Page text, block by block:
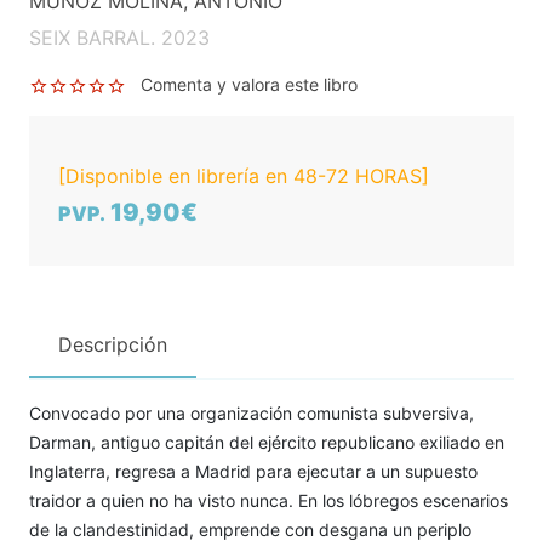
SEIX BARRAL. 2023
Comenta y valora este libro
[Disponible en librería en 48-72 HORAS]
PVP. 19,90€
Descripción
Convocado por una organización comunista subversiva,
Darman, antiguo capitán del ejército republicano exiliado en
Inglaterra, regresa a Madrid para ejecutar a un supuesto
traidor a quien no ha visto nunca. En los lóbregos escenarios
de la clandestinidad, emprende con desgana un periplo